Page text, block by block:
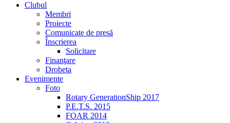
Clubul
Membri
Proiecte
Comunicate de presă
Înscrierea
Solicitare
Finanţare
Drobeta
Evenimente
Foto
Rotary GenerationShip 2017
P.E.T.S. 2015
FOAR 2014